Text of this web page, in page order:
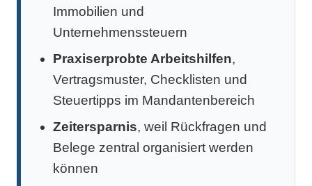
Immobilien und
Unternehmenssteuern
Praxiserprobte Arbeitshilfen,
Vertragsmuster, Checklisten und
Steuertipps im Mandantenbereich
Zeitersparnis, weil Rückfragen und
Belege zentral organisiert werden
können